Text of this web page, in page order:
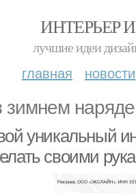
ИНТЕРЬЕР
лучшие идеи
главная новости
наряде
уникальный
своими